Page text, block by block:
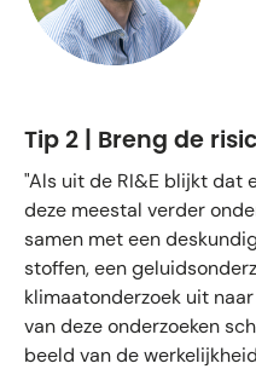
Tip 2 | Breng de
"Als uit de RI&E blijkt dat
deze meestal verder
samen met een
stoffen, een
klimaatonderzoek uit
van deze onderzoeken
beeld van de